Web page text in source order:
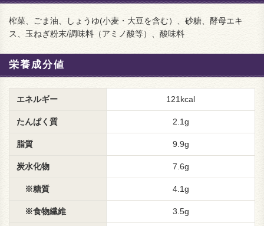
榨菜、ごま油、しょうゆ(小麦・大豆を含む）、砂糖、酵母エキ
ス、玉ねぎ粉末/調味料（アミノ酸等）、酸味料
栄養成分値
エネルギー 121kcal
たんぱく質 2.1g
脂質 9.9g
炭水化物 7.6g
※糖質 4.1g
※食物繊維 3.5g